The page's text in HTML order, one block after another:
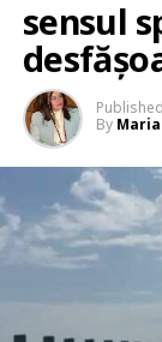
sensul
Published
By